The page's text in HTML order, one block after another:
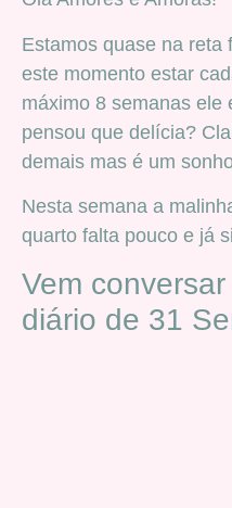
Estamos quase na reta
este momento estar
máximo 8 semanas
pensou que delícia?
demais mas é um
Nesta semana a
quarto falta pouco e já
Vem
diário de 31